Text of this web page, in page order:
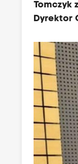
Tomczyk
Dyrektor